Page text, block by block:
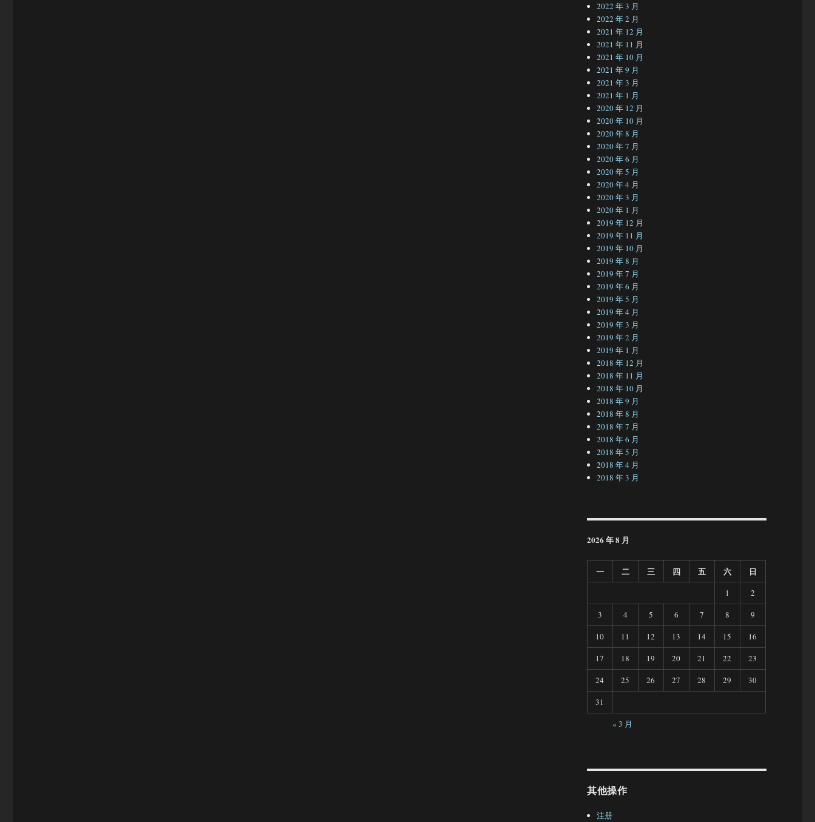
2022 年 3 月
2022 年 2 月
2021 年 12 月
2021 年 11 月
2021 年 10 月
2021 年 9 月
2021 年 3 月
2021 年 1 月
2020 年 12 月
2020 年 10 月
2020 年 8 月
2020 年 7 月
2020 年 6 月
2020 年 5 月
2020 年 4 月
2020 年 3 月
2020 年 1 月
2019 年 12 月
2019 年 11 月
2019 年 10 月
2019 年 8 月
2019 年 7 月
2019 年 6 月
2019 年 5 月
2019 年 4 月
2019 年 3 月
2019 年 2 月
2019 年 1 月
2018 年 12 月
2018 年 11 月
2018 年 10 月
2018 年 9 月
2018 年 8 月
2018 年 7 月
2018 年 6 月
2018 年 5 月
2018 年 4 月
2018 年 3 月
2026 年 8 月
一 二 三 四 五 六 日
1
2
3
4 5 6 7 8
9
10
11 12 13 14 15
16
17
18 19 20 21 22
23
24
25 26 27 28 29
30
31
« 3 月
其他操作
注册